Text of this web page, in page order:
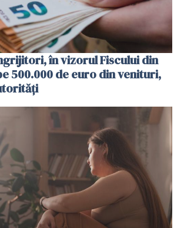
în vizorul Fiscului din
500.000 de euro din venituri,